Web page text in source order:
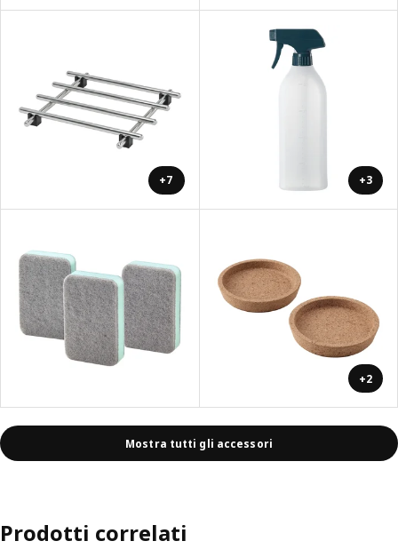
+7 +3
+2
Mostra tutti gli accessori
Prodotti correlati